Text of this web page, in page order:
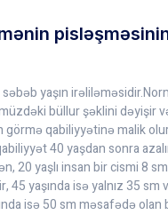
yaşın
büllur şəklini dəyişir və
görmə qabiliyyətinə malik
40 yaşdan sonra
20 yaşlı insan bir cismi 8
45 yaşında isə yalnız 35 sm
isə 50 sm məsafədə olan